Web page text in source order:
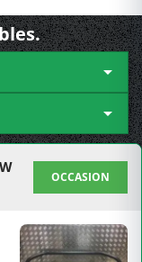


OCCASION